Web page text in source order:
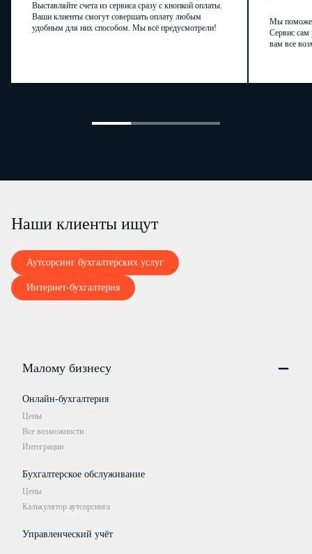
Выставляйте счета из сервиса сразу с кнопкой оплаты.
Ваши клиенты смогут совершать оплату любым
удобным для них способом. Мы всё предусмотрели!
Мы
Сервис сам
вам все
Наши клиенты ищут
Аутсорсинг бухгалтерских услуг
Интернет-бухгалтерия
Малому бизнесу
Онлайн-бухгалтерия
Цены
Все возможности
Интеграции
Бухгалтерское обслуживание
Цены
Калькулятор аутсорсинга
Управленческий учёт